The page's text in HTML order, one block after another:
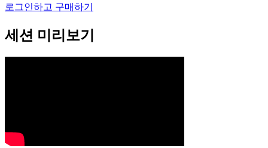
로그인하고 구매하기
세션 미리보기